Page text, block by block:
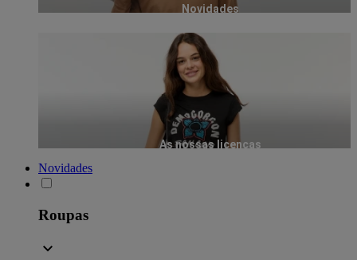
Novidades
As nossas licenças
Novidades
Roupas